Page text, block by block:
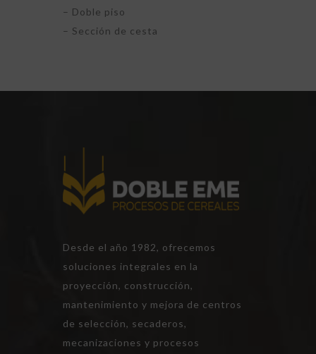
– Doble piso
– Sección de cesta
Desde el año 1982, ofrecemos
soluciones integrales en la
proyección, construcción,
mantenimiento y mejora de centros
de selección, secaderos,
mecanizaciones y procesos